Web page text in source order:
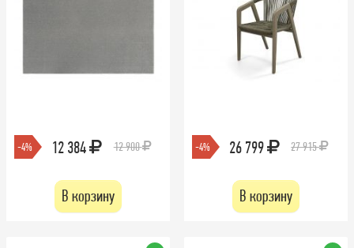
-4% 12 384 12 900
В корзину
-4% 26 799 27 915
В корзину